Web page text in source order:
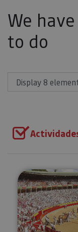
We
to do